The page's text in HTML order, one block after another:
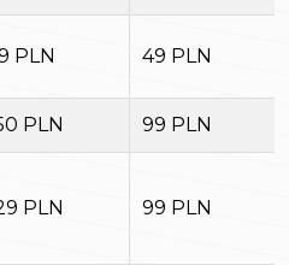
PLN 49 PLN
PLN 99 PLN
PLN 99 PLN